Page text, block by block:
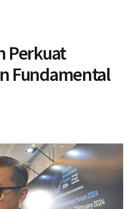
Perkuat
Fundamental